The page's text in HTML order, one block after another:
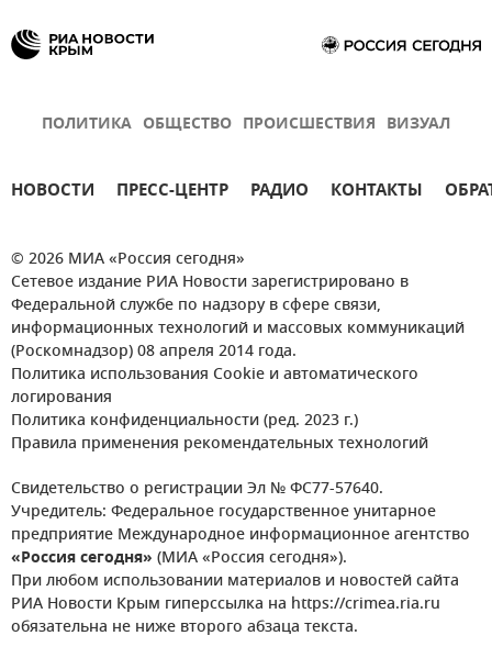
ПОЛИТИКА ОБЩЕСТВО ПРОИСШЕСТВИЯ ВИЗУАЛ
НОВОСТИ ПРЕСС-ЦЕНТР РАДИО КОНТАКТЫ
© 2026 МИА «Россия сегодня»
Сетевое издание РИА Новости зарегистрировано в
Федеральной службе по надзору в сфере связи,
информационных технологий и массовых коммуникаций
(Роскомнадзор) 08 апреля 2014 года.
Политика использования Cookie и автоматического
логирования
Политика конфиденциальности (ред. 2023 г.)
Правила применения рекомендательных технологий
Свидетельство о регистрации Эл № ФС77-57640.
Учредитель: Федеральное государственное унитарное
предприятие Международное информационное агентство
«Россия сегодня» (МИА «Россия сегодня»).
При любом использовании материалов и новостей сайта
РИА Новости Крым гиперссылка на https://crimea.ria.ru
обязательна не ниже второго абзаца текста.